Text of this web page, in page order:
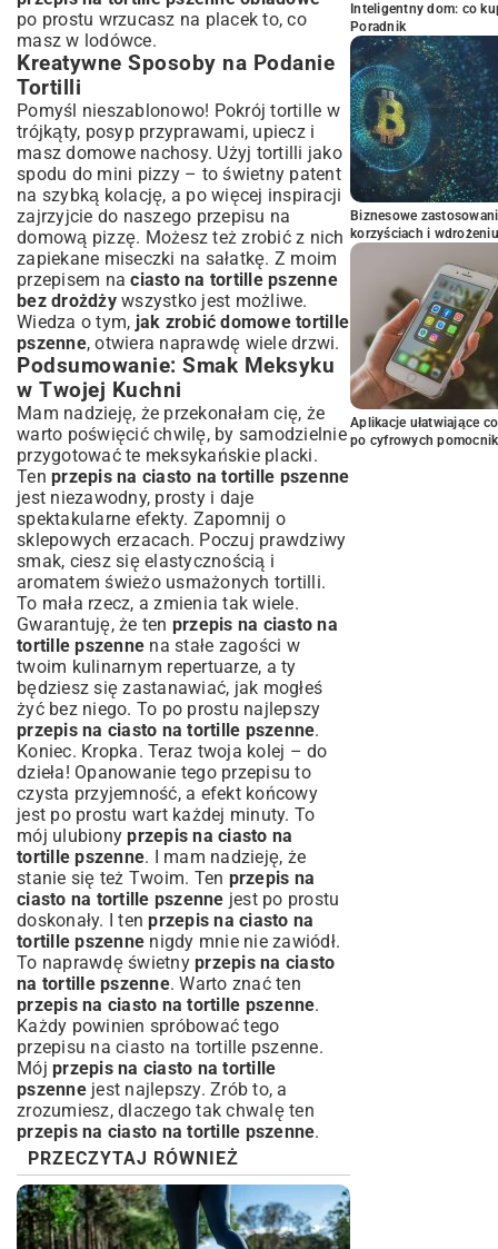
po prostu wrzucasz na placek to, co
masz w lodówce.
Kreatywne Sposoby na Podanie
Tortilli
Pomyśl nieszablonowo! Pokrój tortille w
trójkąty, posyp przyprawami, upiecz i
masz domowe nachosy. Użyj tortilli jako
spodu do mini pizzy – to świetny patent
na szybką kolację, a po więcej inspiracji
zajrzyjcie do naszego przepisu na
domową pizzę. Możesz też zrobić z nich
zapiekane miseczki na sałatkę. Z moim
przepisem naciasto na tortille pszenne
bez drożdżywszystko jest możliwe.
Wiedza o tym, jak zrobić domowe tortille
pszenne, otwiera naprawdę wiele drzwi.
Podsumowanie: Smak Meksyku
w Twojej Kuchni
Mam nadzieję, że przekonałam cię, że
warto poświęcić chwilę, by samodzielnie
przygotować te meksykańskie placki.
Ten przepis na ciasto na tortille pszenne
jest niezawodny, prosty i daje
spektakularne efekty. Zapomnij o
sklepowych erzacach. Poczuj prawdziwy
smak, ciesz się elastycznością i
aromatem świeżo usmażonych tortilli.
To mała rzecz, a zmienia tak wiele.
Gwarantuję, że ten przepis na ciasto na
tortille pszenne na stałe zagości w
twoim kulinarnym repertuarze, a ty
będziesz się zastanawiać, jak mogłeś
żyć bez niego. To po prostu najlepszy
przepis na ciasto na tortille pszenne.
Koniec. Kropka. Teraz twoja kolej – do
dzieła! Opanowanie tego przepisu to
czysta przyjemność, a efekt końcowy
jest po prostu wart każdej minuty. To
mój ulubionyprzepis na ciasto na
tortille pszenne. I mam nadzieję, że
stanie się też Twoim. Ten przepis na
ciasto na tortille pszenne jest po prostu
doskonały. I tenprzepis na ciasto na
tortille pszenne nigdy mnie nie zawiódł.
To naprawdę świetny przepis na ciasto
na tortille pszenne. Warto znać ten
przepis na ciasto na tortille pszenne.
Każdy powinien spróbować tego
przepisu na ciasto na tortille pszenne.
Mój przepis na ciasto na tortille
pszennejest najlepszy. Zrób to, a
zrozumiesz, dlaczego tak chwalę ten
przepis na ciasto na tortille pszenne.
PRZECZYTAJ RÓWNIEŻ
Inteligentny dom: co
Poradnik
Biznesowe
korzyściach i wdrożeniu
Aplikacje ułatwiające
po cyfrowych